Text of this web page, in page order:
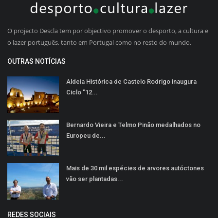
O projecto Descla tem por objectivo promover o desporto, a cultura e
o lazer português, tanto em Portugal como no resto do mundo.
OUTRAS NOTÍCIAS
Aldeia Histórica de Castelo Rodrigo inaugura
Ciclo "12...
Bernardo Vieira e Telmo Pinão medalhados no
Europeu de...
Mais de 30 mil espécies de arvores autóctones
vão ser plantadas...
REDES SOCIAIS